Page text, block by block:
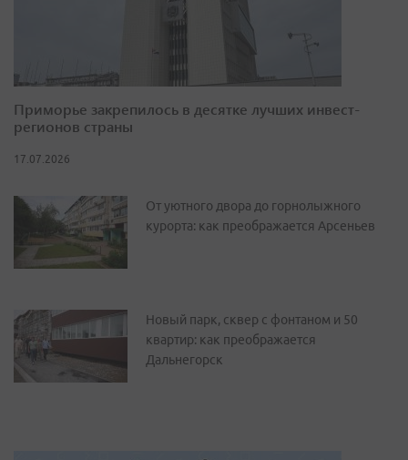
Приморье закрепилось в десятке лучших инвест-
регионов страны
17.07.2026
От уютного двора до горнолыжного
курорта: как преображается Арсеньев
Новый парк, сквер с фонтаном и 50
квартир: как преображается
Дальнегорск